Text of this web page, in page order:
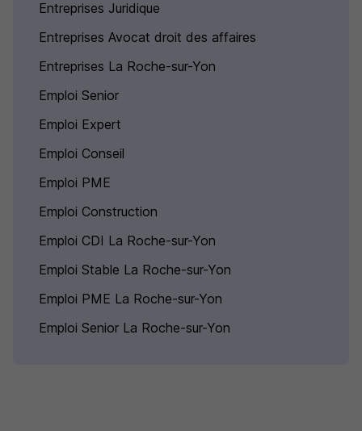
Entreprises Juridique
Entreprises Avocat droit des affaires
Entreprises La Roche-sur-Yon
Emploi Senior
Emploi Expert
Emploi Conseil
Emploi PME
Emploi Construction
Emploi CDI La Roche-sur-Yon
Emploi Stable La Roche-sur-Yon
Emploi PME La Roche-sur-Yon
Emploi Senior La Roche-sur-Yon